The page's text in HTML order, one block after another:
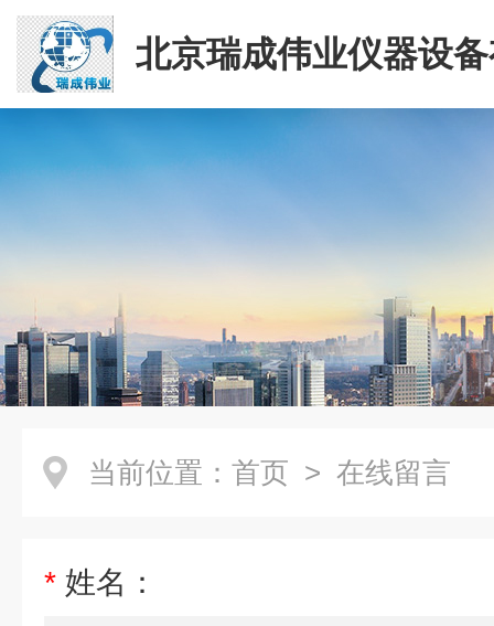
北京瑞成伟业仪器设
司
当前位置： 首页 > 在线留言
* 姓名：